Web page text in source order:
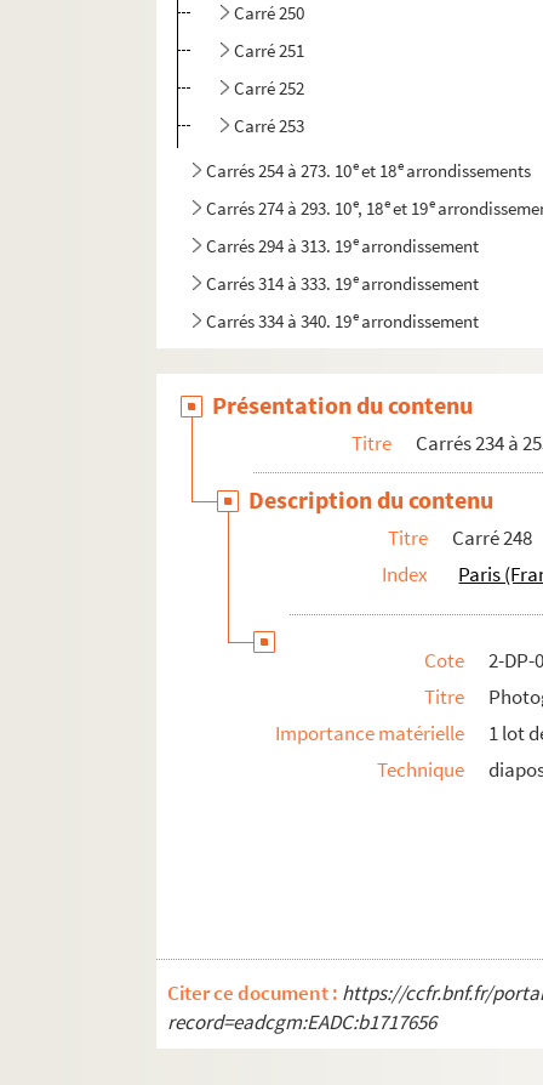
Carré 250
Carré 251
Carré 252
Carré 253
Carrés 254 à 273. 10eet 18earrondissements
Carrés 274 à 293. 10e, 18eet 19e
Carrés 294 à 313. 19earrondissement
Carrés 314 à 333. 19earrondissement
Carrés 334 à 340. 19earrondissement
Présentation du contenu
Titre Carrés 234 à
Description du contenu
Titre
Carré 248
Index
Paris
Cote
2-DP-
Titre
Importance matérielle
1 lot
Technique
Citer ce document : https://ccfr.bnf.fr/
record=eadcgm:EADC:b1717656